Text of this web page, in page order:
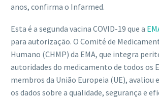
anos, confirma o Infarmed.
Esta é a segunda vacina COVID-19 que a
para autorização. O Comité de
Humano (CHMP) da EMA, que integra
autoridades do medicamento de todos os
membros da União Europeia (UE), avaliou
os dados sobre a qualidade, segurança e